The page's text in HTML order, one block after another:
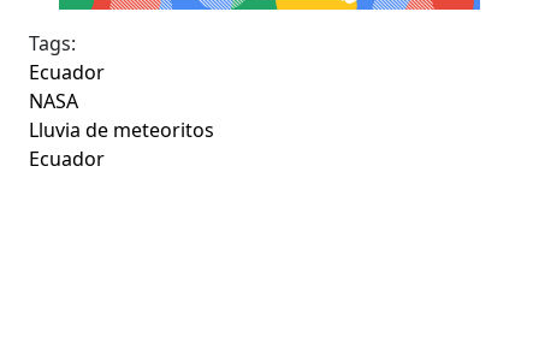
Tags:
Ecuador
NASA
Lluvia de meteoritos
Ecuador